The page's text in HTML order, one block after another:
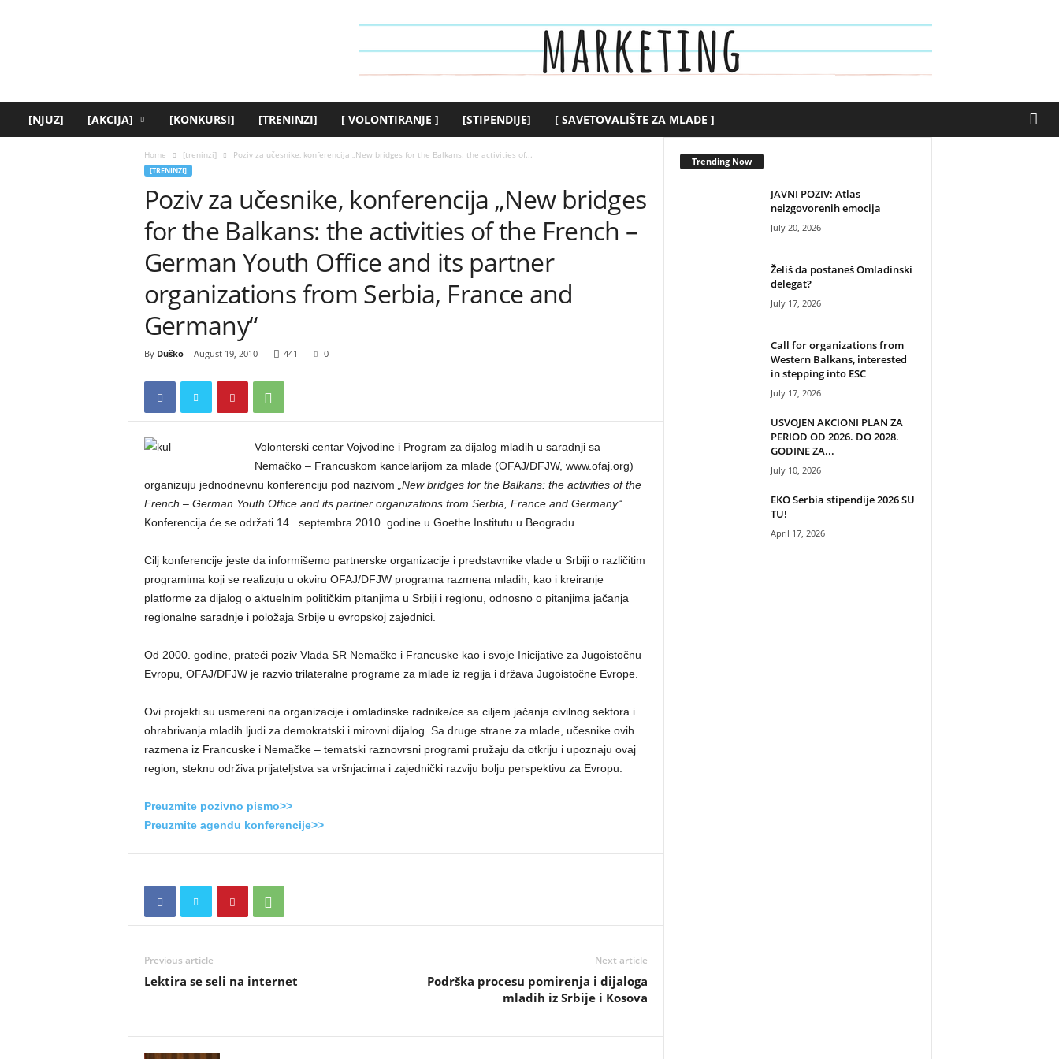
.
[NJUZ] [AKCIJA] [KONKURSI] [TRENINZI] [ VOLONTIRANJE ] [STIPENDIJE] [ SAVETOVALIŠTE ZA MLADE ]
Home [treninzi] Poziv za učesnike, konferencija „New bridges for the Balkans: the activities of...
[TRENINZI]
Poziv za učesnike, konferencija „New bridges
for the Balkans: the activities of the French –
German Youth Office and its partner
organizations from Serbia, France and
Germany“
By Duško- August 19, 2010 441 0
Volonterski centar Vojvodine i Program za dijalog mladih u saradnji sa
Nemačko – Francuskom kancelarijom za mlade (OFAJ/DFJW, www.ofaj.org)
organizuju jednodnevnu konferenciju pod nazivom
„New bridges for the Balkans: the activities of the
French – German Youth Office and its partner organizations from Serbia, France and Germany“.
Konferencija će se održati 14. septembra 2010. godine u Goethe Institutu u Beogradu.
Cilj konferencije jeste da informišemo partnerske organizacije i predstavnike vlade u Srbiji o različitim
programima koji se realizuju u okviru OFAJ/DFJW programa razmena mladih, kao i kreiranje
platforme za dijalog o aktuelnim političkim pitanjima u Srbiji i regionu, odnosno o pitanjima jačanja
regionalne saradnje i položaja Srbije u evropskoj zajednici.
Od 2000. godine, prateći poziv Vlada SR Nemačke i Francuske kao i svoje Inicijative za Jugoistočnu
Evropu, OFAJ/DFJW je razvio trilateralne programe za mlade iz regija i država Jugoistočne Evrope.
Ovi projekti su usmereni na organizacije i omladinske radnike/ce sa ciljem jačanja civilnog sektora i
ohrabrivanja mladih ljudi za demokratski i mirovni dijalog. Sa druge strane za mlade, učesnike ovih
razmena iz Francuske i Nemačke – tematski raznovrsni programi pružaju da otkriju i upoznaju ovaj
region, steknu održiva prijateljstva sa vršnjacima i zajednički razviju bolju perspektivu za Evropu.
Preuzmite pozivno pismo>>
Preuzmite agendu konferencije>>
Previous article
Lektira se seli na internet
Next article
Podrška procesu pomirenja i dijaloga
mladih iz Srbije i Kosova
Trending Now
JAVNI POZIV: Atlas
neizgovorenih emocija
July 20, 2026
Želiš da postaneš Omladinski
delegat?
July 17, 2026
Call for organizations from
Western Balkans, interested
in stepping into ESC
July 17, 2026
USVOJEN AKCIONI PLAN ZA
PERIOD OD 2026. DO 2028.
GODINE ZA...
July 10, 2026
EKO Serbia stipendije 2026 SU
TU!
April 17, 2026